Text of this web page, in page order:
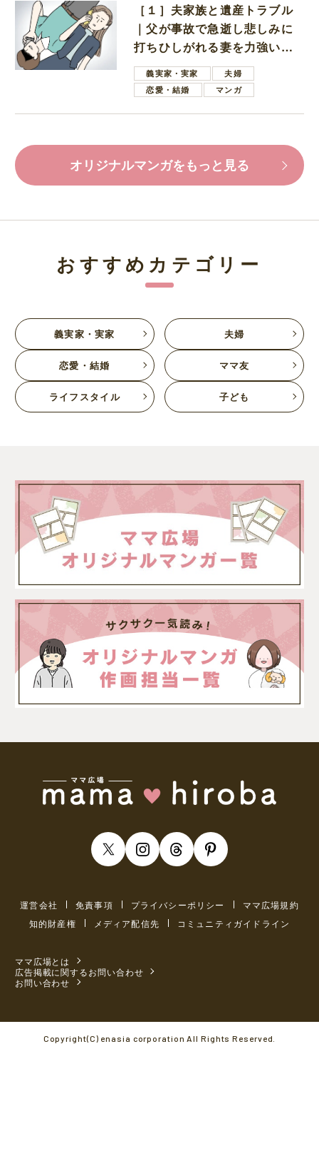
［１］夫家族と遺産トラブル
｜父が事故で急逝し悲しみに
打ちひしがれる妻を力強い言
葉で励ます夫
義実家・実家
夫婦
恋愛・結婚
マンガ
オリジナルマンガをもっと見る
おすすめカテゴリー
義実家・実家 夫婦
恋愛・結婚 ママ友
ライフスタイル 子ども
運営会社 免責事項 プライバシーポリシー
ママ広場規約
知的財産権
メディア配信先 コミュニティガイドライン
ママ広場とは
広告掲載に関するお問い合わせ
お問い合わせ
Copyright(C) enasia corporation All Rights Reserved.